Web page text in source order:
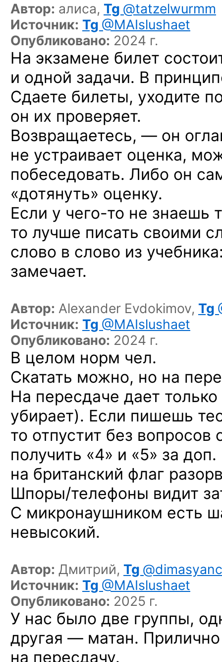
Автор: алиса, Tg @tatzelwurmm
Источник: Tg @MAIslushaet
Опубликовано: 2024 г.
На экзамене билет
и одной задачи. В
Сдаете билеты, уходите
он их проверяет.
Возвращаетесь, — он
не устраивает оценка,
побеседовать. Либо он
«дотянуть» оценку.
Если у чего-то не знаешь
то лучше писать своими
слово в слово из
замечает.
Автор: Alexander Evdokimov, Tg
Источник: Tg @MAIslushaet
Опубликовано: 2024 г.
В целом норм чел.
Скатать можно, но на
На пересдаче дает
убирает). Если пишешь
то отпустит без
получить «4» и «5» за
на британский флаг
Шпоры/телефоны видит
С микронаушником есть
невысокий.
Автор: Дмитрий, Tg
Источник: Tg @MAIslushaet
Опубликовано: 2025 г.
У нас было две группы,
другая — матан.
на пересдачу.